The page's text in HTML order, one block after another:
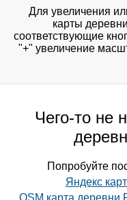
Для увеличения
карты
соответствующие
"+" увеличение
Чего-то не
Попробуйте
Яндекс